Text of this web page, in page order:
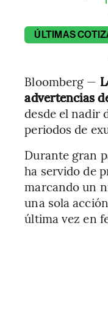
ÚLTIMAS
Bloomberg —
advertencias
desde el nadir
periodos de
Durante gran
ha servido de
marcando un
una sola
última vez en